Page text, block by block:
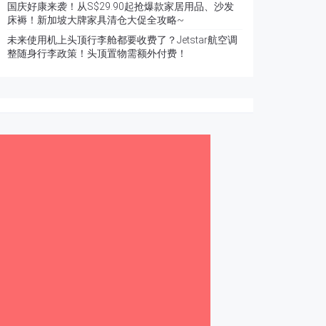
国庆好康来袭！从S$29.90起抢爆款家居用品、沙发
床褥！新加坡大牌家具清仓大促全攻略~
未来使用机上头顶行李舱都要收费了？Jetstar航空调
整随身行李政策！头顶置物需额外付费！